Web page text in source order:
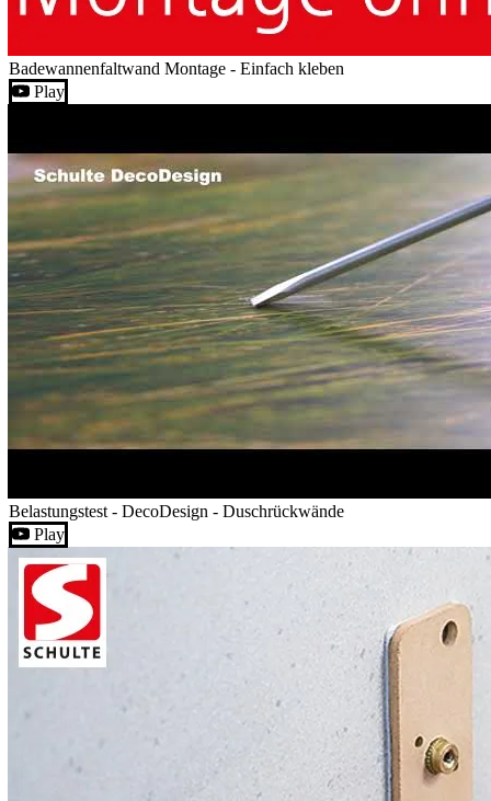
Badewannenfaltwand Montage - Einfach kleben
Play
Belastungstest - DecoDesign - Duschrückwände
Play